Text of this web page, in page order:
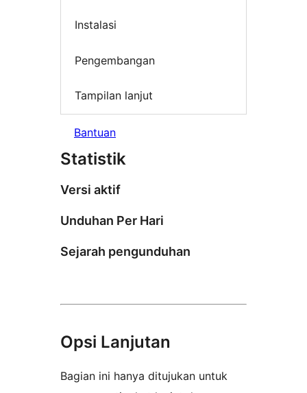
Instalasi
Pengembangan
Tampilan lanjut
Bantuan
Statistik
Versi aktif
Unduhan Per Hari
Sejarah pengunduhan
Opsi Lanjutan
Bagian ini hanya ditujukan untuk